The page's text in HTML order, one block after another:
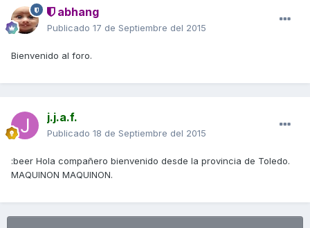
abhang
Publicado 17 de Septiembre del 2015
Bienvenido al foro.
j.j.a.f.
Publicado 18 de Septiembre del 2015
:beer Hola compañero bienvenido desde la provincia de Toledo.
MAQUINON MAQUINON.